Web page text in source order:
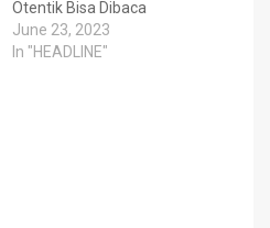
Otentik Bisa Dibaca
June 23, 2023
In "HEADLINE"